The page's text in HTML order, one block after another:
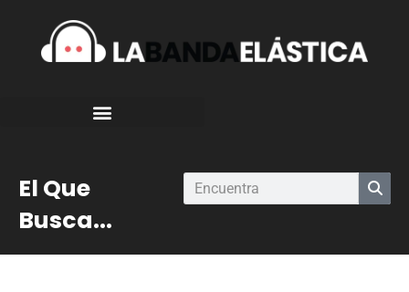
El Que
Busca...